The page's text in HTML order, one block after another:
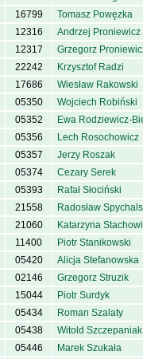
16799 Tomasz Powęzka
12316 Andrzej Proniewicz
12317 Grzegorz
22242 Krzysztof Radzi
17686 Wiesław Rakowski
05350 Wojciech Robiński
05352 Ewa Rodziewicz-
05356 Lech Rosochowicz
05357 Jerzy Roszak
05374 Cezary Serek
05393 Rafał Słociński
21558 Radosław
21060 Katarzyna
11400 Piotr Stanikowski
05420 Alicja Stefanowska
02146 Grzegorz Struzik
15044 Piotr Surdyk
05434 Roman Szalaty
05438 Witold Szczepaniak
05446 Marek Szukała